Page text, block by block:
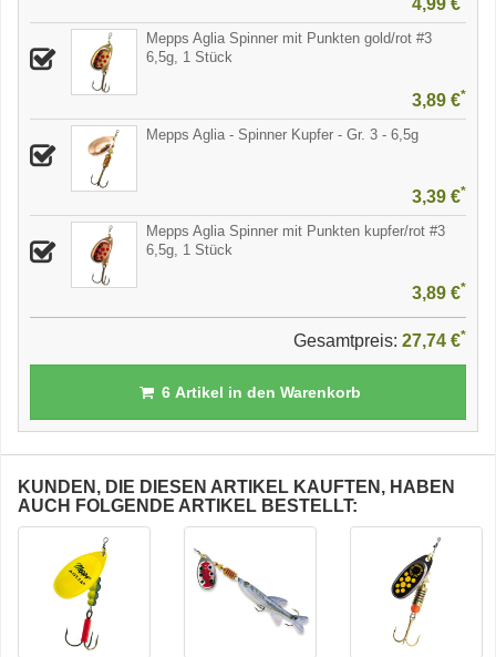
4,99 €
Mepps Aglia Spinner mit Punkten gold/rot #3
6,5g, 1 Stück
3,89 €*
Mepps Aglia - Spinner Kupfer - Gr. 3 - 6,5g
3,39 €*
Mepps Aglia Spinner mit Punkten kupfer/rot #3
6,5g, 1 Stück
3,89 €*
Gesamtpreis: 27,74 €*
6Artikel in den Warenkorb
KUNDEN, DIE DIESEN ARTIKEL KAUFTEN, HABEN
AUCH FOLGENDE ARTIKEL BESTELLT: